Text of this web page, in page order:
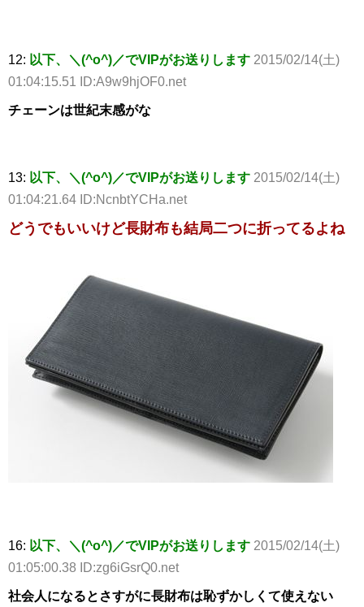
12: 以下、＼(^o^)／でVIPがお送りします 2015/02/14(土)
01:04:15.51 ID:A9w9hjOF0.net
チェーンは世紀末感がな
13: 以下、＼(^o^)／でVIPがお送りします 2015/02/14(土)
01:04:21.64 ID:NcnbtYCHa.net
どうでもいいけど長財布も結局二つに折ってるよね
16: 以下、＼(^o^)／でVIPがお送りします 2015/02/14(土)
01:05:00.38 ID:zg6iGsrQ0.net
社会人になるとさすがに長財布は恥ずかしくて使えない